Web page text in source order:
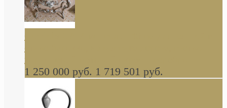
стиле барокко, из массива дерева, светло
коричневый матовый окрас + серебро
1 250 000 руб. 1 719 501 руб.